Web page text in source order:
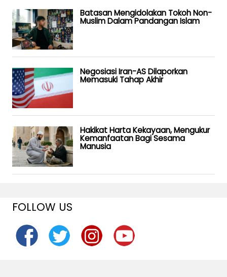
Batasan Mengidolakan Tokoh Non-
Muslim Dalam Pandangan Islam
Negosiasi Iran-AS Dilaporkan
Memasuki Tahap Akhir
Hakikat Harta Kekayaan, Mengukur
Kemanfaatan Bagi Sesama
Manusia
FOLLOW US